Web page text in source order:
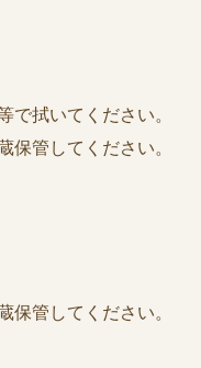
で拭いてください。
保管してください。
保管してください。